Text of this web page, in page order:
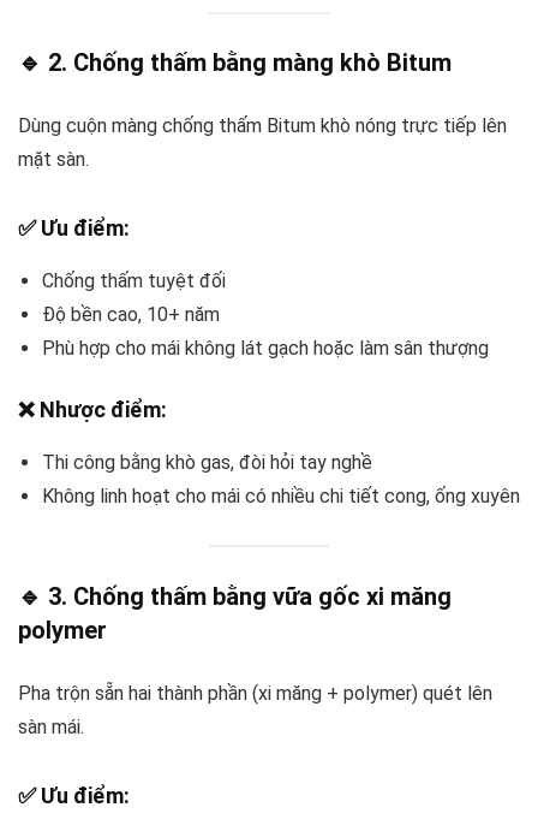
🔹 2. Chống thấm bằng màng khò Bitum
Dùng cuộn màng chống thấm Bitum khò nóng trực tiếp lên
mặt sàn.
✅ Ưu điểm:
Chống thấm tuyệt đối
Độ bền cao, 10+ năm
Phù hợp cho mái không lát gạch hoặc làm sân thượng
❌ Nhược điểm:
Thi công bằng khò gas, đòi hỏi tay nghề
Không linh hoạt cho mái có nhiều chi tiết cong, ống xuyên
🔹 3. Chống thấm bằng vữa gốc xi măng
polymer
Pha trộn sẵn hai thành phần (xi măng + polymer) quét lên
sàn mái.
✅ Ưu điểm: